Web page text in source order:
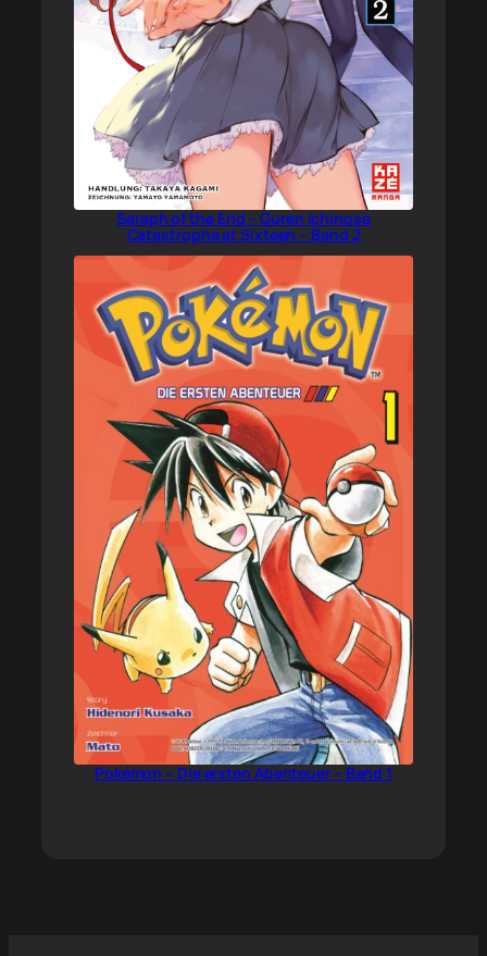
Seraph of the End – Guren Ichinose
Catastrophe at Sixteen – Band 2
Pokémon – Die ersten Abenteuer – Band 1